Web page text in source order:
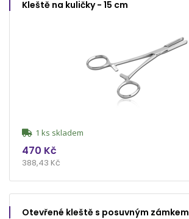
Kleště na kuličky - 15 cm
1 ks skladem
470 Kč
388,43 Kč
Otevřené kleště s posuvným zámkem